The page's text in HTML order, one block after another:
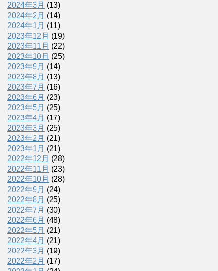
2024年3月 (13)
2024年2月 (14)
2024年1月 (11)
2023年12月 (19)
2023年11月 (22)
2023年10月 (25)
2023年9月 (14)
2023年8月 (13)
2023年7月 (16)
2023年6月 (23)
2023年5月 (25)
2023年4月 (17)
2023年3月 (25)
2023年2月 (21)
2023年1月 (21)
2022年12月 (28)
2022年11月 (23)
2022年10月 (28)
2022年9月 (24)
2022年8月 (25)
2022年7月 (30)
2022年6月 (48)
2022年5月 (21)
2022年4月 (21)
2022年3月 (19)
2022年2月 (17)